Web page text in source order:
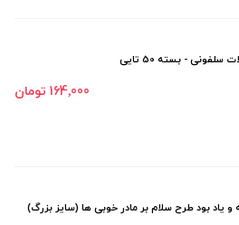
- بسته 50 تایی
164٬000 تومان
یاد بود طرح سلام بر مادر خوبی ها (سایز بزرگ)